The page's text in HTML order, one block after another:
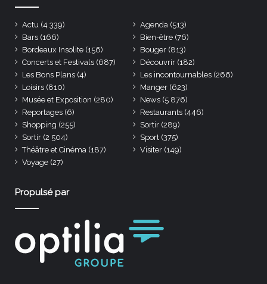
Actu (4 339) Agenda (513)
Bars (166) Bien-être (76)
Bordeaux Insolite (156) Bouger (813)
Concerts et Festivals (687) Découvrir (182)
Les Bons Plans (4) Les incontournables (266)
Loisirs (810) Manger (623)
Musée et Exposition (280) News (5 876)
Reportages (6) Restaurants (446)
Shopping (255) Sortir (289)
Sortir (2 504) Sport (375)
Théâtre et Cinéma (187) Visiter (149)
Voyage (27)
Propulsé par